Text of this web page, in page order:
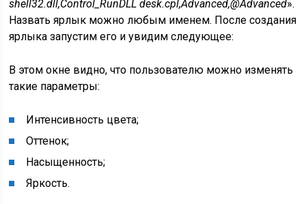
shell32.dll,Control_RunDLL desk.cpl,Advanced,@Advanced».
Назвать ярлык можно любым именем. После создания
ярлыка запустим его и увидим следующее:
В этом окне видно, что пользователю можно изменять
такие параметры:
Интенсивность цвета;
Оттенок;
Насыщенность;
Яркость.